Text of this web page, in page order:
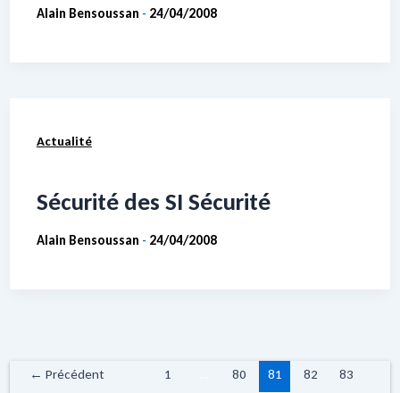
Alain Bensoussan - 24/04/2008
Actualité
Sécurité des SI Sécurité
Alain Bensoussan - 24/04/2008
← Précédent 1 80 81 82
83